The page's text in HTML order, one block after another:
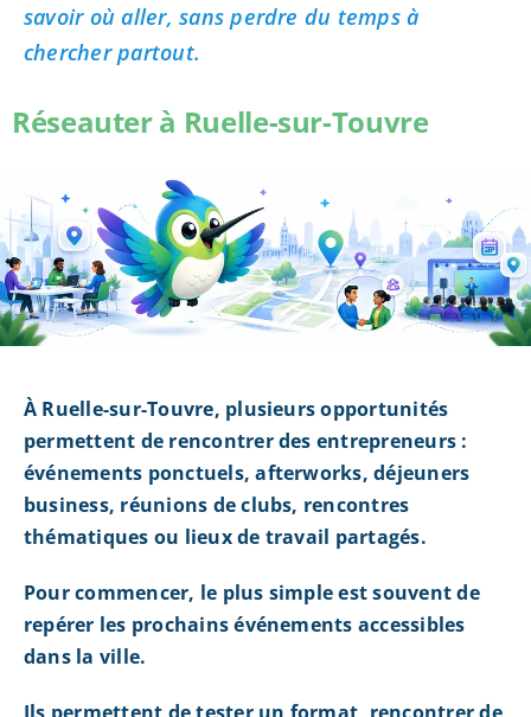
savoir où aller, sans perdre du temps à
chercher partout.
Réseauter à Ruelle-sur-Touvre
À Ruelle-sur-Touvre, plusieurs opportunités
permettent de rencontrer des entrepreneurs :
événements ponctuels, afterworks, déjeuners
business, réunions de clubs, rencontres
thématiques ou lieux de travail partagés.
Pour commencer, le plus simple est souvent de
repérer les prochains événements accessibles
dans la ville.